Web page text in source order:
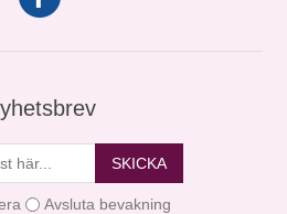
SKICKA
Avsluta bevakning